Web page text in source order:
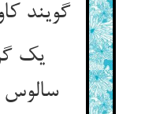
گویند
یک
سالوس